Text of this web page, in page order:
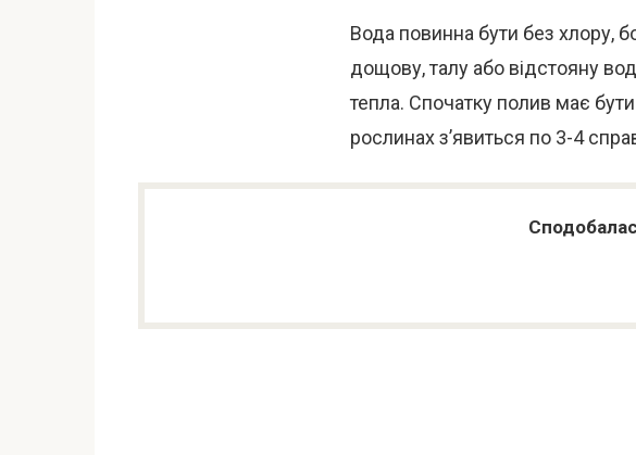
Вода повинна бути без хлору,
дощову, талу або відстояну
тепла. Спочатку полив має
рослинах з’явиться по 3-4